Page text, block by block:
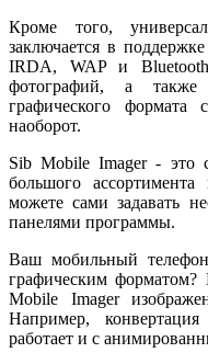
Кроме того,
заключается в
IRDA, WAP и
фотографий, а также
графического
наоборот.
Sib Mobile Imager - это
большого
можете сами задавать
панелями программы.
Ваш мобильный
графическим
Mobile Imager
Например,
работает и с